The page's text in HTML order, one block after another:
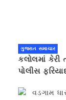
ગુજરાત સમાચાર
કલોલમાં કેરી
પોલીસ